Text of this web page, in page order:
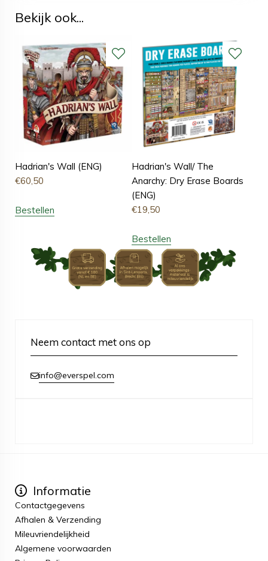
Bekijk ook...
Hadrian's Wall (ENG)
€60,50
Bestellen
Hadrian's Wall/ The
Anarchy: Dry Erase Boards
(ENG)
€19,50
Bestellen
Neem contact met ons op
info@everspel.com
Informatie
Contactgegevens
Afhalen & Verzending
Mileuvriendelijkheid
Algemene voorwaarden